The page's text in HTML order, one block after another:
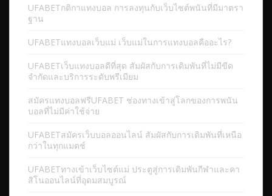
UFABETกติกาแทงบอล การลงทุนกับเว็บไซต์พนันที่มีมาตรา
ฐาน
UFABETแทงบอลเว็บแม่ เว็บแม่ในการแทงบอลคืออะไร?
UFABETเว็บแทงบอลดีที่สุด สัมผัสกับการเดิมพันที่ไม่มีขีด
จำกัดและบริการระดับพรีเมียม
สมัครแทงบอลฟรีUFABET ช่องทางเข้าสู่โลกของการพนัน
บอลที่ไม่มีค่าใช้จ่าย
UFABETสมัครเว็บบอลออนไลน์ สัมผัสกับการเดิมพันที่เหนือ
กว่าในทุกแมตช์
UFABETทางเข้าเว็บไซต์แม่ ประตูสู่การเดิมพันกีฬาและคา
สิโนออนไลน์ที่อุดมสมบูรณ์